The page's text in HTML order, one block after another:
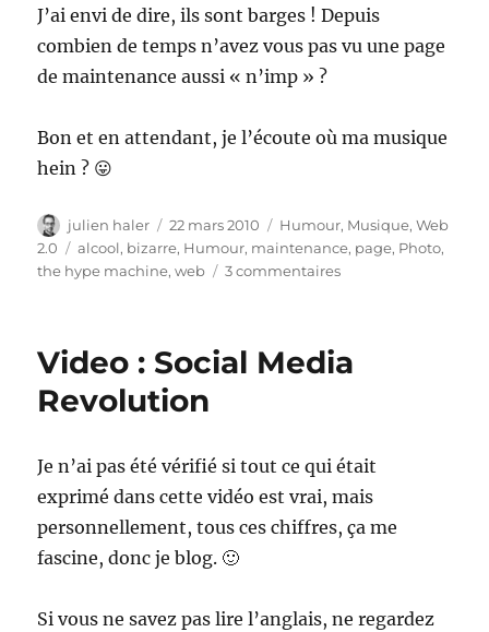
J’ai envi de dire, ils sont barges ! Depuis
combien de temps n’avez vous pas vu une page
de maintenance aussi « n’imp » ?
Bon et en attendant, je l’écoute où ma musique
hein ? 😛
Auteur
julien haler
Publié
le
22 mars 2010 Catégories
Humour, Musique,Web
2.0
Étiquettes
alcool, bizarre, Humour, maintenance, page, Photo,
the hype machine,web 3 commentairessur
–
Video : Social Media
Revolution
Je n’ai pas été vérifié si tout ce qui était
exprimé dans cette vidéo est vrai, mais
personnellement, tous ces chiffres, ça me
fascine, donc je blog. 🙂
Si vous ne savez pas lire l’anglais, ne regardez